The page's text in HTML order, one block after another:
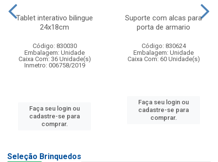
Tablet interativo bilingue
24x18cm
Código: 830030
Embalagem: Unidade
Caixa Com: 36 Unidade(s)
Inmetro: 006758/2019
Faça seu login ou
cadastre-se para
comprar.
Suporte com alcas para
porta de armario
Código: 830624
Embalagem: Unidade
Caixa Com: 60 Unidade(s)
Faça seu login ou
cadastre-se para
comprar.
Seleção Brinquedos